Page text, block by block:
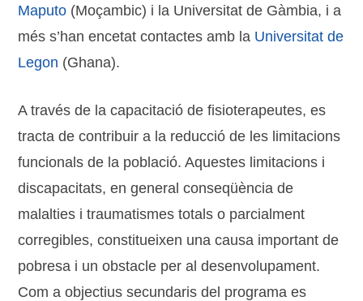
Maputo (Moçambic) i la Universitat de Gàmbia, i a
més s’han encetat contactes amb la Universitat de
Legon (Ghana).
A través de la capacitació de fisioterapeutes, es
tracta de contribuir a la reducció de les limitacions
funcionals de la població. Aquestes limitacions i
discapacitats, en general conseqüència de
malalties i traumatismes totals o parcialment
corregibles, constitueixen una causa important de
pobresa i un obstacle per al desenvolupament.
Com a objectius secundaris del programa es